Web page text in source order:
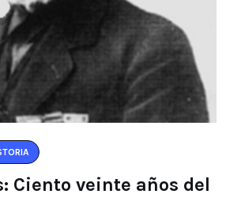
Ciento veinte años del